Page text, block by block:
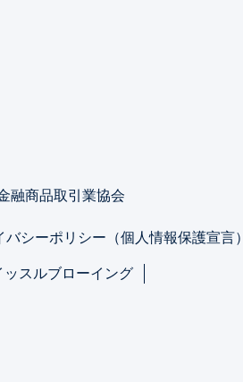
融商品取引業協会
バシーポリシー（個人情報保護宣言）
ッスルブローイング